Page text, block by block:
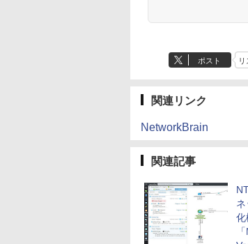
ポスト リ
関連リンク
NetworkBrain
関連記事
化